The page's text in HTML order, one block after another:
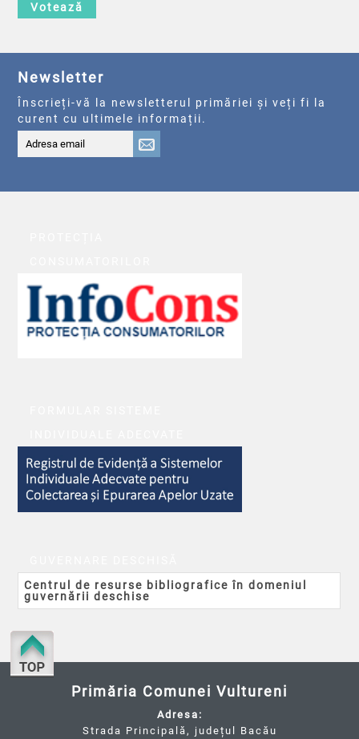
Votează
Newsletter
Înscrieți-vă la newsletterul primăriei și veți fi la
curent cu ultimele informații.
Centrul de resurse bibliografice în domeniul
guvernării deschise
Primăria Comunei Vultureni
Adresa:
Strada Principală, județul Bacău